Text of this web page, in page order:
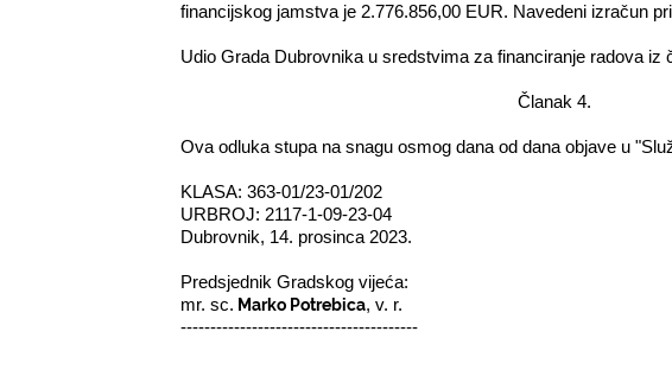
financijskog jamstva je 2.776.856,00 EUR. Navedeni izračun
Udio Grada Dubrovnika u sredstvima za financiranje radova iz
Članak 4.
Ova odluka stupa na snagu osmog dana od dana objave u
KLASA: 363-01/23-01/202
URBROJ: 2117-1-09-23-04
Dubrovnik, 14. prosinca 2023.
Predsjednik Gradskog vijeća:
mr. sc. Marko Potrebica, v. r.
----------------------------------------